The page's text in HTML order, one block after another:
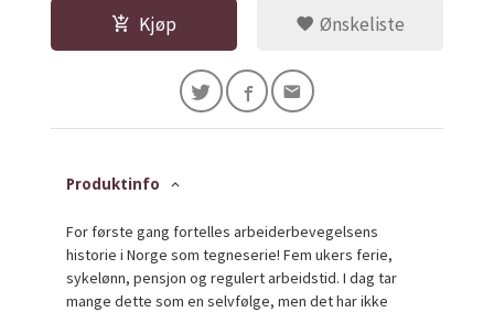
Kjøp Ønskeliste
Produktinfo
For første gang fortelles arbeiderbevegelsens
historie i Norge som tegneserie! Fem ukers ferie,
sykelønn, pensjon og regulert arbeidstid. I dag tar
mange dette som en selvfølge, men det har ikke